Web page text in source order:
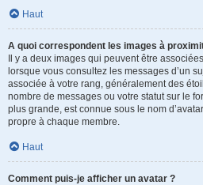
Haut
A quoi correspondent les images à
Il y a deux images qui peuvent être
lorsque vous consultez les messages d’un
associée à votre rang, généralement des
nombre de messages ou votre statut sur le
plus grande, est connue sous le nom
propre à chaque membre.
Haut
Comment puis-je afficher un avatar ?